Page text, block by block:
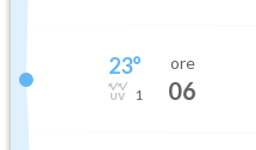
23°
1
ore
06